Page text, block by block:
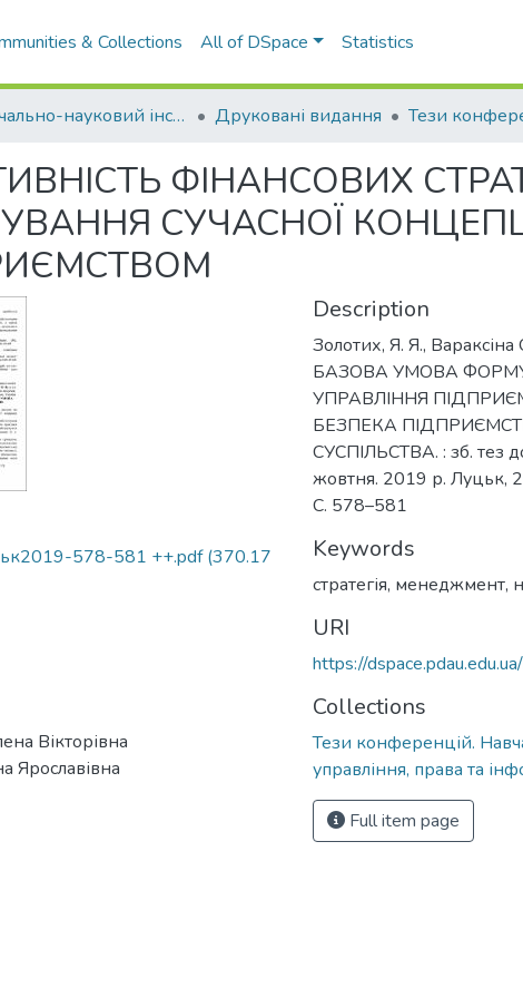
& Collections All of DSpace Statistics
Навчально-науковий інститут економіки, управління, права та інформаційних технологій Друковані видання
ФІНАНСОВИХ
СУЧАСНОЇ
578-581 ++.pdf(370.17
Вікторівна
Ярославівна
Description
Золотих, Я. Я.,
БАЗОВА УМОВА
УПРАВЛІННЯ
БЕЗПЕКА
СУСПІЛЬСТВА. : зб. тез
жовтня. 2019 р. Луцьк,
С. 578–581
Keywords
стратегія, менеджмент,
URI
https://
Collections
Тези конференцій.
управління, права та
Full item page